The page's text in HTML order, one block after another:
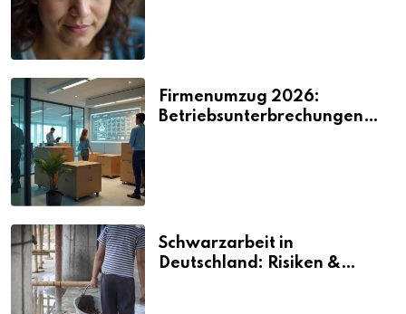
Firmenumzug 2026:
Betriebsunterbrechungen
Schwarzarbeit in
Deutschland: Risiken &